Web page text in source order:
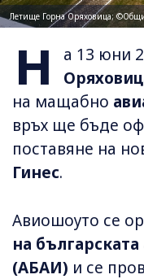
Летище Горна Оряховица;
Н а 13 юни
на мащабно
връх ще бъде
поставяне на
Гинес.
Авиошоуто се
на
(АБАИ) и се